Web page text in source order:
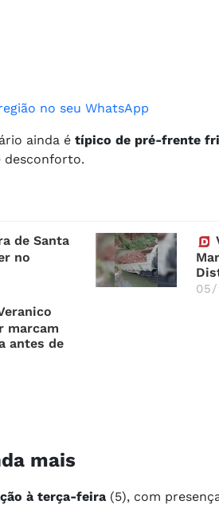
no seu WhatsApp
ainda é típico de pré-frente
desconforto.
de Santa
no
marcam
antes de
mais
à terça-feira (5), com